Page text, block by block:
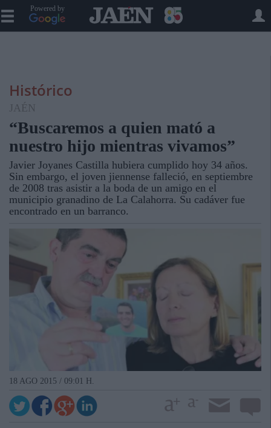
Powered by
Histórico
JAÉN
“Buscaremos a quien mató a
nuestro hijo mientras vivamos”
Javier Joyanes Castilla hubiera cumplido hoy 34 años.
Sin embargo, el joven jiennense falleció, en septiembre
de 2008 tras asistir a la boda de un amigo en el
municipio granadino de La Calahorra. Su cadáver fue
encontrado en un barranco.
18 AGO 2015 / 09:01 H.